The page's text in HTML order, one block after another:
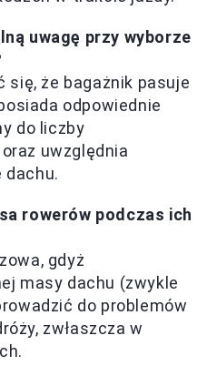
uwagę przy wyborze
się, że bagażnik pasuje
odpowiednie
do liczby
uwzględnia
dachu.
rowerów podczas ich
gdyż
masy dachu (zwykle
do problemów
zwłaszcza w